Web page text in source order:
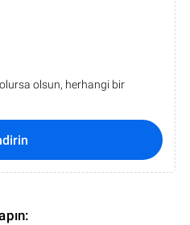
olsun, herhangi bir